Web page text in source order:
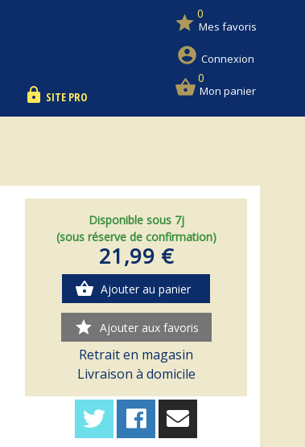
lock SITE PRO
star 0
Mes favoris
account_circle Connexion
shopping_basket0
Mon panier
Disponible sous 7j
(sous réserve de confirmation)
21,99 €
shopping_basket Ajouter au panier
star Ajouter aux favoris
Retrait en magasin
Livraison à domicile